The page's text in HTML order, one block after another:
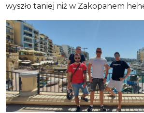
wyszło taniej niż w Zakopanem